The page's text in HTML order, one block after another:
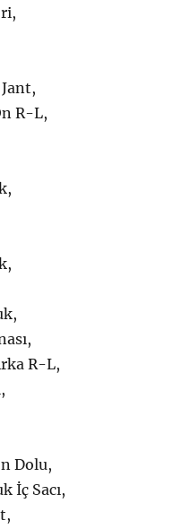
R-L,
R-L,
Dolu,
İç Sacı,